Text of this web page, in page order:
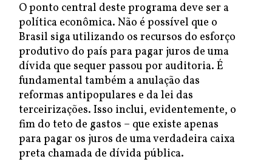
O ponto central deste programa deve ser a
política econômica. Não é possível que o
Brasil siga utilizando os recursos do esforço
produtivo do país para pagar juros de uma
dívida que sequer passou por auditoria. É
fundamental também a anulação das
reformas antipopulares e da lei das
terceirizações. Isso inclui, evidentemente, o
fim do teto de gastos – que existe apenas
para pagar os juros de uma verdadeira caixa
preta chamada de dívida pública.